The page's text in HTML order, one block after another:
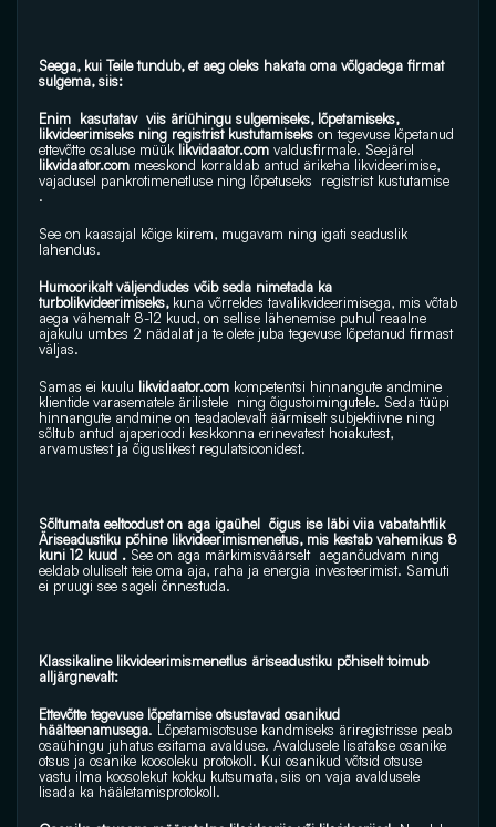
Seega, kui Teile tundub, et aeg oleks hakata oma võlgadega firmat
sulgema, siis:
Enim  kasutatav  viis äriühingu sulgemiseks, lõpetamiseks,
likvideerimiseks ning registrist kustutamiseks on tegevuse lõpetanud
ettevõtte osaluse müük likvidaator.com
likvidaator.com meeskond korraldab antud ärikeha likvideerimise,
vajadusel pankrotimenetluse ning lõpetuseks  registrist kustutamise
.
See on kaasajal kõige kiirem, mugavam ning igati seaduslik
lahendus.
Humoorikalt väljendudes võib seda nimetada ka
turbolikvideerimiseks, kuna võrreldes tavalikvideerimisega, mis võtab
aega vähemalt 8-12 kuud, on sellise lähenemise puhul reaalne
ajakulu umbes 2 nädalat ja te olete juba tegevuse lõpetanud firmast
väljas.
Samas ei kuulu likvidaator.com kompetentsi hinnangute andmine
klientide varasematele ärilistele  ning õigustoimingutele. Seda tüüpi
hinnangute andmine on teadaolevalt äärmiselt subjektiivne ning
sõltub antud ajaperioodi keskkonna erinevatest hoiakutest,
arvamustest ja õiguslikest regulatsioonidest.
Sõltumata eeltoodust on aga igaühel  õigus ise läbi viia vabatahtlik
Äriseadustiku põhine likvideerimismenetus, mis kestab vahemikus 8
kuni 12 kuud . See on aga märkimisväärselt  aeganõudvam ning
eeldab oluliselt teie oma aja, raha ja energia investeerimist. Samuti
ei pruugi see sageli õnnestuda.
Klassikaline likvideerimismenetlus äriseadustiku põhiselt toimub
alljärgnevalt:
Ettevõtte tegevuse lõpetamise otsustavad osanikud
häälteenamusega. Lõpetamisotsuse kandmiseks äriregistrisse peab
osaühingu juhatus esitama avalduse. Avaldusele lisatakse osanike
otsus ja osanike koosoleku protokoll. Kui osanikud võtsid otsuse
vastu ilma koosolekut kokku kutsumata, siis on vaja avaldusele
lisada ka hääletamisprotokoll.